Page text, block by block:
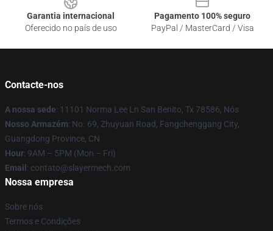
Garantia internacional
Oferecido no país de uso
Pagamento 100% seguro
PayPal / MasterCard / Visa
Contacte-nos
A nossa sede: 11101 Norma Lee Ln San Benito, Tx 78586, Nós
Nosso Armazém: No. 69, Zhuyuan Road, Fangchenggang City,
Guangdong Province, CN
Hour: 9AM – 5PM (Mon – Fri)
Email : contato@slayermech.com
Nossa empresa
Sobre nós
Termos e Condições